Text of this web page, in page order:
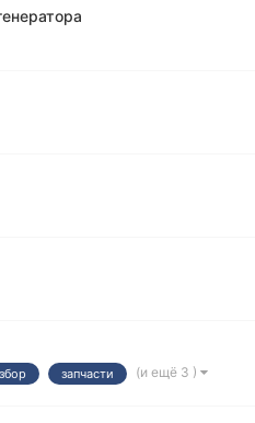
запчасти (и ещё 3 )